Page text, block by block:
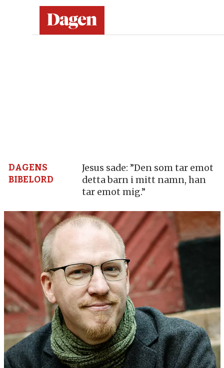
grund
–
nyheter,
debatt,
kultur
DAGENS
BIBELORD
Jesus sade: ”Den som tar emot
detta barn i mitt namn, han
tar emot mig.”